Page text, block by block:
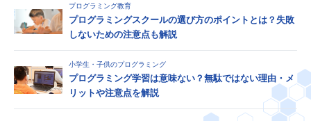
プログラミング教育
プログラミングスクールの選び方のポイントとは？失敗
しないための注意点も解説
小学生・子供のプログラミング
プログラミング学習は意味ない？無駄ではない理由・メ
リットや注意点を解説